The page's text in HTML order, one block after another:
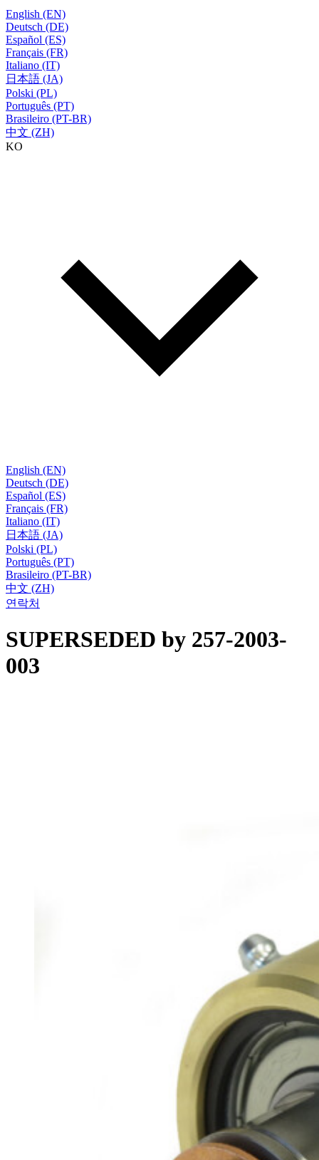
English (EN)
Deutsch (DE)
Español (ES)
Français (FR)
Italiano (IT)
日本語 (JA)
Polski (PL)
Português (PT)
Brasileiro (PT-BR)
中文 (ZH)
KO
English (EN)
Deutsch (DE)
Español (ES)
Français (FR)
Italiano (IT)
日本語 (JA)
Polski (PL)
Português (PT)
Brasileiro (PT-BR)
中文 (ZH)
연락처
SUPERSEDED by 257-2003-
003